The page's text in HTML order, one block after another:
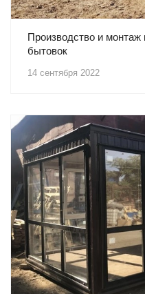
14 сентября 2022
Производство и монтаж
бытовок